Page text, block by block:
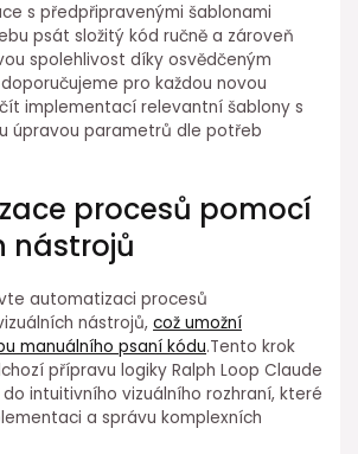
s ⁤předpřipravenými šablonami
psát složitý kód ručně a zároveň
spolehlivost díky osvědčeným
pro každou novou
implementací relevantní šablony s
úpravou parametrů dle⁣ potřeb
procesů⁣ pomocí
nástrojů
automatizaci procesů
nástrojů,což umožní
⁢manuálního psaní kódu.Tento krok
přípravu logiky Ralph Loop Claude
intuitivního vizuálního rozhraní, které
a správu komplexních